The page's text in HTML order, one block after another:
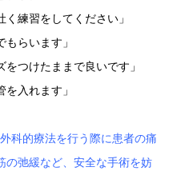
練習をしてください」
らいます」
つけたままで良いです」
入れます」
的療法を行う際に患者の痛
の弛緩など、安全な手術を妨